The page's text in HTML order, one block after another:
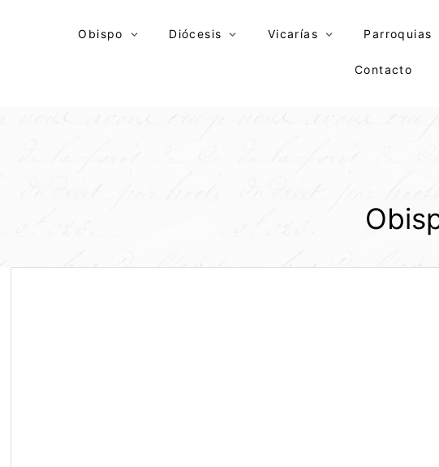
Obispo Diócesis Vicarías Parroquias
Contacto